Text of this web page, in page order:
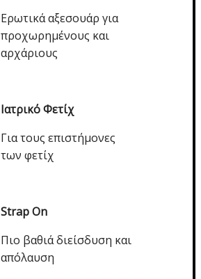
Ερωτικά αξεσουάρ για
προχωρημένους και
αρχάριους
Ιατρικό Φετίχ
Για τους επιστήμονες
των φετίχ
Strap On
Πιο βαθιά διείσδυση και
απόλαυση